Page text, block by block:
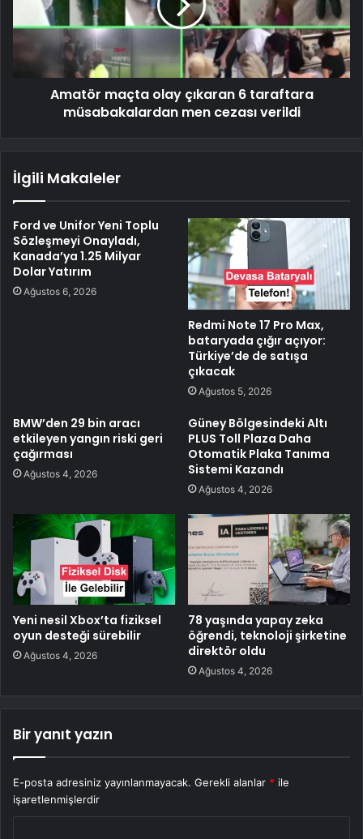
Amatör maçta olay çıkaran 6 taraftara
müsabakalardan men cezası verildi
İlgili Makaleler
Ford ve Unifor Yeni Toplu
Sözleşmeyi Onayladı,
Kanada’ya 1.25 Milyar
Dolar Yatırım
Ağustos 6, 2026
Redmi Note 17 Pro Max,
bataryada çığır açıyor:
Türkiye’de de satışa
çıkacak
Ağustos 5, 2026
BMW’den 29 bin aracı
etkileyen yangın riski geri
çağırması
Ağustos 4, 2026
Güney Bölgesindeki Altı
PLUS Toll Plaza Daha
Otomatik Plaka Tanıma
Sistemi Kazandı
Ağustos 4, 2026
Yeni nesil Xbox’ta fiziksel
oyun desteği sürebilir
Ağustos 4, 2026
78 yaşında yapay zeka
öğrendi, teknoloji şirketine
direktör oldu
Ağustos 4, 2026
Bir yanıt yazın
E-posta adresiniz yayınlanmayacak. Gerekli alanlar * ile
işaretlenmişlerdir